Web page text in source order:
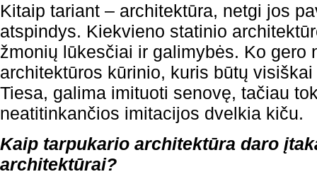
Kitaip tariant – architektūra, netgi jos
atspindys. Kiekvieno statinio
žmonių lūkesčiai ir galimybės. Ko gero
architektūros kūrinio, kuris būtų
Tiesa, galima imituoti senovę, tačiau
neatitinkančios imitacijos dvelkia kiču.
Kaip tarpukario architektūra daro
architektūrai?